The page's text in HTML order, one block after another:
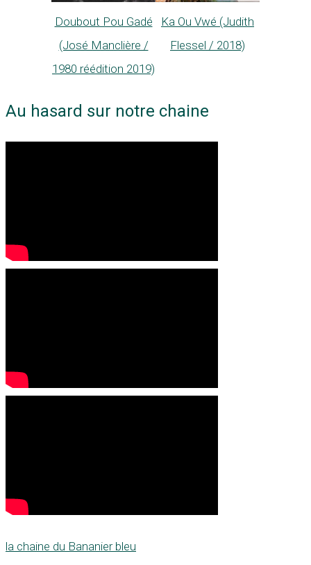
Doubout Pou Gadé
(José Manclière /
1980 réédition 2019)
Ka Ou Vwé (Judith
Flessel / 2018)
Au hasard sur notre chaine
la chaine du Bananier bleu